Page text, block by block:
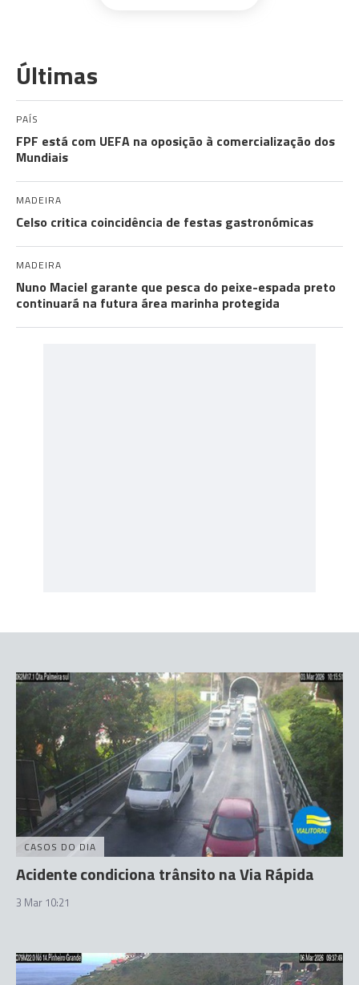
Últimas
PAÍS
FPF está com UEFA na oposição à comercialização dos
Mundiais
MADEIRA
Celso critica coincidência de festas gastronómicas
MADEIRA
Nuno Maciel garante que pesca do peixe-espada preto
continuará na futura área marinha protegida
CASOS DO DIA
Acidente condiciona trânsito na Via Rápida
3 Mar 10:21